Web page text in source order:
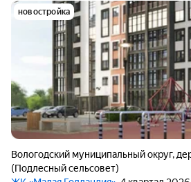
новостройка
Вологодский муниципальный округ,
(Подлесный сельсовет)